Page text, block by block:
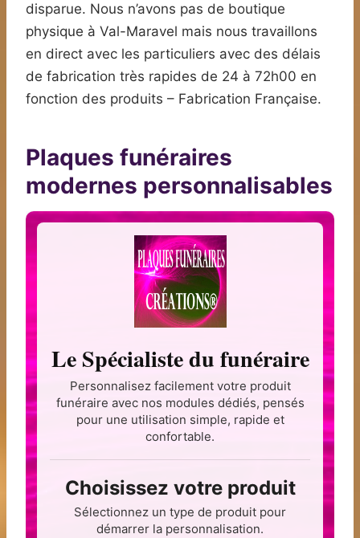
disparue. Nous n’avons pas de boutique
physique à Val-Maravel mais nous travaillons
en direct avec les particuliers avec des délais
de fabrication très rapides de 24 à 72h00 en
fonction des produits – Fabrication Française.
Plaques funéraires
modernes personnalisables
Le Spécialiste du funéraire
Personnalisez facilement votre produit
funéraire avec nos modules dédiés, pensés
pour une utilisation simple, rapide et
confortable.
Choisissez votre produit
Sélectionnez un type de produit pour
démarrer la personnalisation.